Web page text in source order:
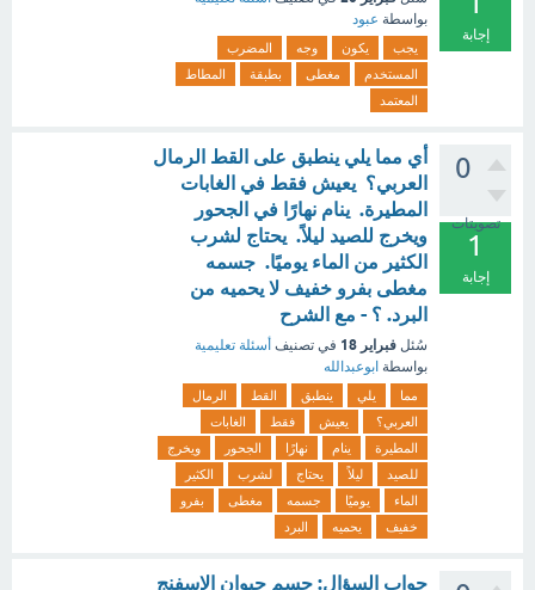
إجابة
بواسطة عبود
يجب يكون وجه
المضرب
المستخدم
مغطى بطبقة
المطاط
المعتمد
0
تصويتات
1
إجابة
أي مما يلي ينطبق على القط الرمال
العربي؟ يعيش فقط في الغابات
المطيرة. ينام نهارًا في الجحور
ويخرج للصيد ليلاً. يحتاج لشرب
الكثير من الماء يوميًا. جسمه
مغطى بفرو خفيف لا يحميه من
البرد. ؟ - مع الشرح
سُئل فبراير 18 في تصنيف أسئلة تعليمية
بواسطة ابوعبدالله
مما يلي ينطبق القط
الرمال
العربي؟
يعيش فقط
الغابات
المطيرة
ينام نهارًا الجحور
ويخرج
للصيد
ليلاً يحتاج لشرب
الكثير
الماء
يوميًا جسمه مغطى
بفرو
خفيف
يحميه البرد
جواب السؤال: جسم حيوان الإسفنج